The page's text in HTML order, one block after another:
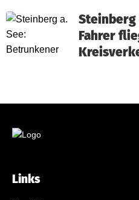
Steinberg
Fahrer
Links